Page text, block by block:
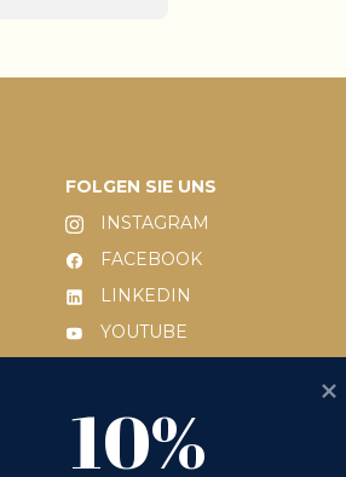
FOLGEN SIE UNS
INSTAGRAM
FACEBOOK
LINKEDIN
YOUTUBE
10% OFF
10%